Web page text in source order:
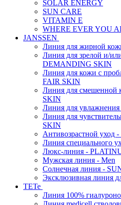
SOLAR ENERGY
SUN CARE
VITAMIN E
WHERE EVER YOU
JANSSEN
Линия для жирной
Линия для зрелой и/
DEMANDING SKIN
Линия для кожи с
FAIR SKIN
Линия для
SKIN
Линия для
Линия для
SKIN
Антивозрастной уход
Линия специального
Люкс-линия -
Мужская линия - Men
Солнечная линия -
Эксклюзивная линия
TETe
Линия 100%